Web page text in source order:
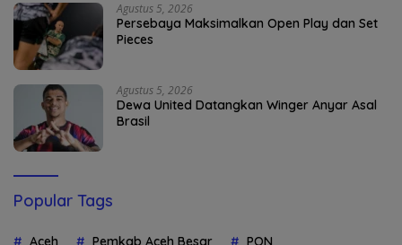
Agustus 5, 2026
Persebaya Maksimalkan Open Play dan Set
Pieces
Agustus 5, 2026
Dewa United Datangkan Winger Anyar Asal
Brasil
Popular Tags
Aceh Pemkab Aceh Besar PON